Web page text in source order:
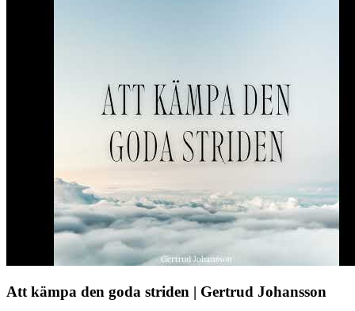
Att kämpa den goda striden | Gertrud Johansson